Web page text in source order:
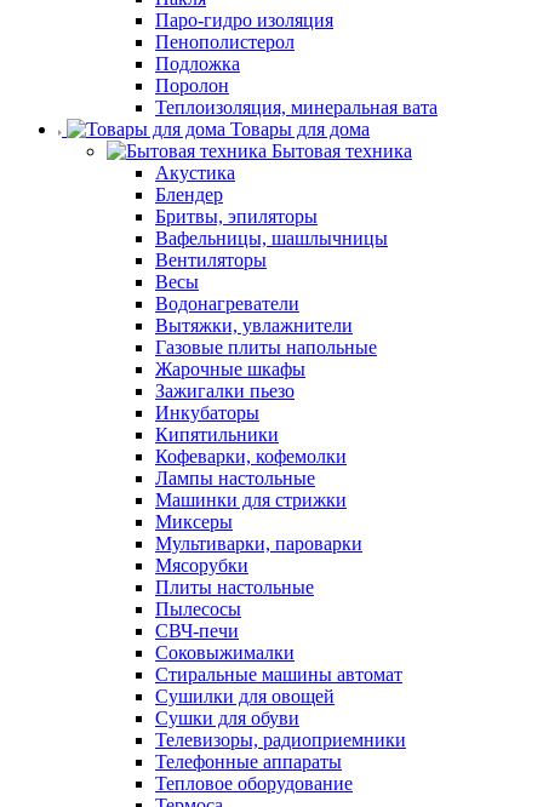
Паро-гидро изоляция
Пенополистерол
Подложка
Поролон
Теплоизоляция, минеральная вата
Товары для дома
Бытовая техника
Акустика
Блендер
Бритвы, эпиляторы
Вафельницы, шашлычницы
Вентиляторы
Весы
Водонагреватели
Вытяжки, увлажнители
Газовые плиты напольные
Жарочные шкафы
Зажигалки пьезо
Инкубаторы
Кипятильники
Кофеварки, кофемолки
Лампы настольные
Машинки для стрижки
Миксеры
Мультиварки, пароварки
Мясорубки
Плиты настольные
Пылесосы
СВЧ-печи
Соковыжималки
Стиральные машины автомат
Сушилки для овощей
Сушки для обуви
Телевизоры, радиоприемники
Телефонные аппараты
Тепловое оборудование